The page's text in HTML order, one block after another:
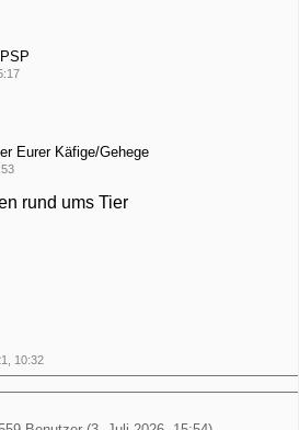
Eurer Käfige/Gehege
rund ums Tier
10:32